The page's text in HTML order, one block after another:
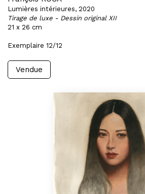
Lumières intérieures, 2020
Tirage de luxe - Dessin original XII
21 x 26 cm
Exemplaire 12/12
Vendue